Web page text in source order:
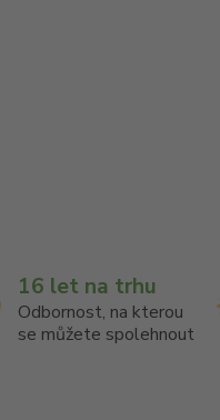
16 let na trhu
Odbornost, na kterou
se můžete spolehnout